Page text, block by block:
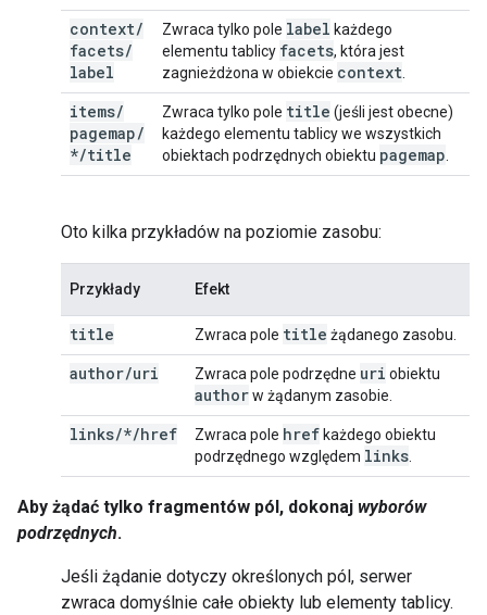
context/
facets/
label
Zwraca tylko pole label każdego
elementu tablicy facets, która jest
zagnieżdżona w obiekcie context
items/
pagemap/
*/title
Zwraca tylko pole title (jeśli jest obecne)
każdego elementu tablicy we wszystkich
obiektach podrzędnych obiektu pagemap
Oto kilka przykładów na poziomie zasobu:
Przykłady Efekt
title Zwraca pole title żądanego zasobu.
author/uri Zwraca pole podrzędne uri obiektu
authorw żądanym zasobie.
links/*/href Zwraca pole href każdego obiektu
podrzędnego względem links
Aby żądać tylko fragmentów pól, dokonaj wyborów
podrzędnych.
Jeśli żądanie dotyczy określonych pól, serwer
zwraca domyślnie całe obiekty lub elementy tablicy.